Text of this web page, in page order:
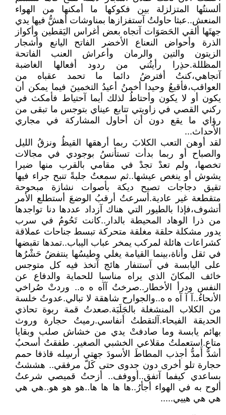
ألسنتُها المتزلزلة بين فكوكها ما أمكنها من الهواء
المنعش..عبثا حاولتُ آستفزازها بمناوشات أهشُّ فيها يدي
جهتَها ألقي الحَصَوَات آتجاه بعض أغراس اليَقطين وأكواز
الذرة وأحواض النعناع الأخضر الفاتح اليانع وأشجار
الزيتون والتين والرمان وأعراش العنب الفاتحة
المظللة.حذِرا رأيتُني من ردود أفعالها الغاضبة
آتجاهي،كنتُ أفترضُ دائما ما تحمد عقباه من
العواقب،فأقبعُ وحيدا أخمنُ أعيدُ التخمينَ فيما يمكن أن
يكون أو لا يكون وأحتاطُ لذلك أيما آحتياط فأمكث في
ركني القصي في زاويتي تتابع عيناي بتوجس ما تبقى من
رؤاي ما يقع دون أن أحاول المشاركة في مجاري
الأحداث...
لقد أوهن التعب الكلابَ ربما أرهقها القيظُ ونزقُ الليل
والصباح أو ربما بدأت تستأنسُ بوجودي في مجالات
تخصها، ولم تعدْ تجدْ في مقامي بالقرب منها ضيرا
يشوش أو ينغص عيشها..ثم سمعتُ جلبةً تنبح جراء فيها
تقيق دجاجات تصيح ديكة بأصوات نشازة مبحوحة
متقطعة غير عادية.أسرعتُ أرقبُ الوضعَ أستطلع الأمر
أتشوف،فإذا بالطيور التي هناك آزداد عددها دنا تواجدها
من ذرا الوهاد المحيطة بالدار..كانت تَحُومُ في سرب
يدور مشكلة حلقة مغلقة متحركة تبسط جناحات عملاقة
كشراعات هائلة لمركب يمخر عباب اليباب..تمدها تقبضها
في ثقل وأناة،بينما القيامة يغلي وطيسُها ينتفضُ حَشْرُها
على اليابسة في آستنفار هائج آتخذ فيه كل متوجس
خائف المكانَ الذي يراه مناسبا للحماية والدفاع عن
النفس ودرأ الأخطار..صرختُ آآه ه ه.. وردتْ صُراخي
الأنحاءُ..آ آ آه ه ه..والجوارح شاهقة لا تبالي.عدوتُ خلسة
من الكلاب المنشغلة بالجَلَبَة.صعدتُ قمة ربوة تحاذي
الحديقة الفيحاء.آلتقطتُ أنفاسي.رميتُ حجارة وروث
بهائم يابسة وما صادفتْ يدي من خشاش صلب وبقايا
متاع.اِستعملتُ مقلاعي الخشبي الصغير. طفقتُ أسحبُ
أشدُّ أمدُّ أجذب المطاطَ الأسودَ جهتي أرسِله قاذفا حمم
حجارة تلو أخرى دون جدوى حتى كَلّ مرفقي.. هششتُ
بساعدي كيفما آتفق..أووفف.. أزحتُ قميصي شرعتُ
ألوح به في الهواء أجأرُ..ها ها ها ها..هو هو هو..هي هي
هي هي هييي.....